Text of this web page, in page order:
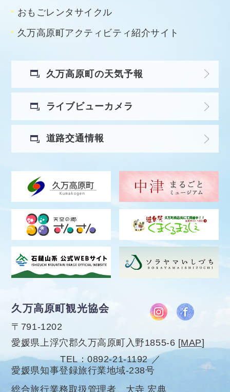
おもごレンタサイクル
久万高原町アクティビティ紹介サイト
久万高原町の天気予報
ライブビューカメラ
道路交通情報
久万高原町観光協会
〒791-1202
愛媛県上浮穴郡久万高原町入野1855-6 [MAP]
TEL
0892-21-1192
愛媛県知事登録旅行業地域-238号
総合旅行業務取扱管理者 大寺 宏典